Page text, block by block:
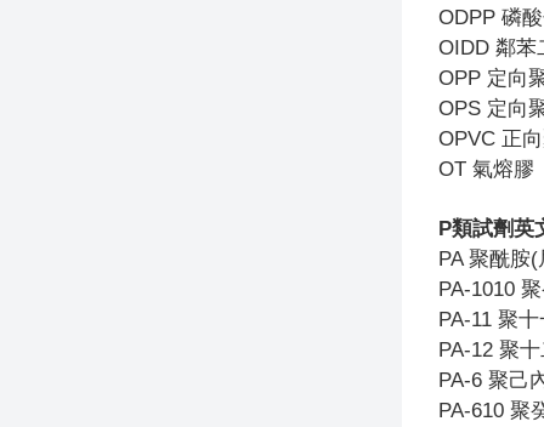
ODPP 磷
OIDD 鄰苯
OPP 定向
OPS 定向
OPVC 正
OT 氣熔膠
P類試劑英
PA聚酰胺(
PA-1010
PA-11 聚十
PA-12 聚
PA-6 聚己
PA-610 聚